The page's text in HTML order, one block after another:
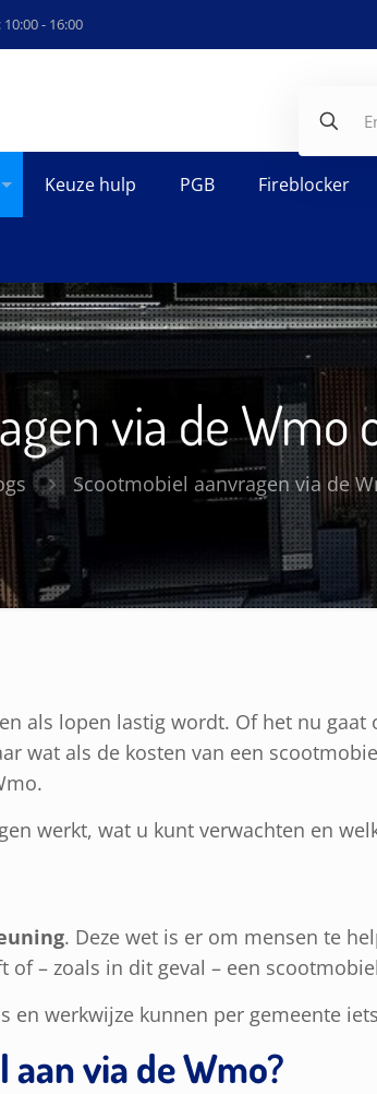
- 16:00
Keuze hulp PGB Fireblocker
via de
Scootmobiel aanvragen via de
als lopen lastig wordt. Of het nu
wat als de kosten van een
werkt, wat u kunt verwachten en
. Deze wet is er om mensen te
– zoals in dit geval – een
en werkwijze kunnen per gemeente
via de Wmo?